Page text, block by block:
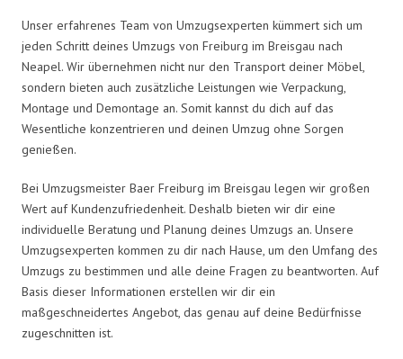
Unser erfahrenes Team von Umzugsexperten kümmert sich um
jeden Schritt deines Umzugs von Freiburg im Breisgau nach
Neapel. Wir übernehmen nicht nur den Transport deiner Möbel,
sondern bieten auch zusätzliche Leistungen wie Verpackung,
Montage und Demontage an. Somit kannst du dich auf das
Wesentliche konzentrieren und deinen Umzug ohne Sorgen
genießen.
Bei Umzugsmeister Baer Freiburg im Breisgau legen wir großen
Wert auf Kundenzufriedenheit. Deshalb bieten wir dir eine
individuelle Beratung und Planung deines Umzugs an. Unsere
Umzugsexperten kommen zu dir nach Hause, um den Umfang des
Umzugs zu bestimmen und alle deine Fragen zu beantworten. Auf
Basis dieser Informationen erstellen wir dir ein
maßgeschneidertes Angebot, das genau auf deine Bedürfnisse
zugeschnitten ist.